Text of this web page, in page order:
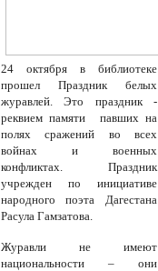
24 октября в библиотеке
прошел Праздник белых
журавлей. Это праздник -
реквием памяти павших на
полях сражений во всех
войнах и военных
конфликтах. Праздник
учрежден по инициативе
народного поэта Дагестана
Расула Гамзатова.
Журавли не имеют
национальности – они